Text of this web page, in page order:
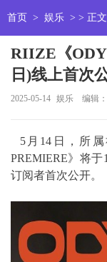
首页 > 娱乐 > > 正文
RIIZE《
日)线上首次
2025-05-14 娱乐 编辑
5月14日，所属
PREMIERE》将于
订阅者首次公开。